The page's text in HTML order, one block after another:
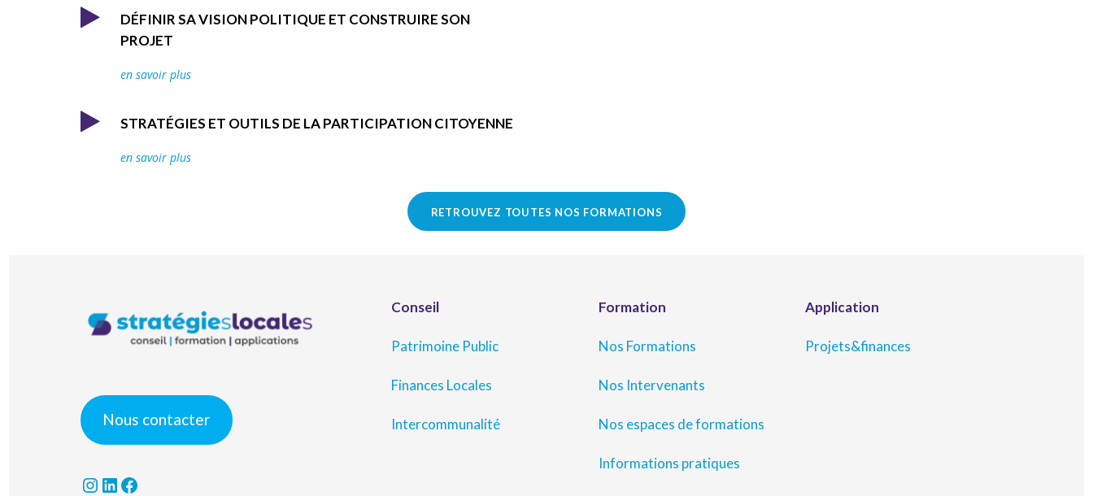
DÉFINIR SA VISION POLITIQUE ET CONSTRUIRE SON
PROJET
en savoir plus
STRATÉGIES ET OUTILS DE LA PARTICIPATION CITOYENNE
en savoir plus
RETROUVEZ TOUTES NOS FORMATIONS
Nous contacter
Instagram LinkedIn Facebook
Conseil
Patrimoine Public
Finances Locales
Intercommunalité
Formation
Nos Formations
Nos Intervenants
Nos espaces de formations
Informations pratiques
Application
Projets&finances